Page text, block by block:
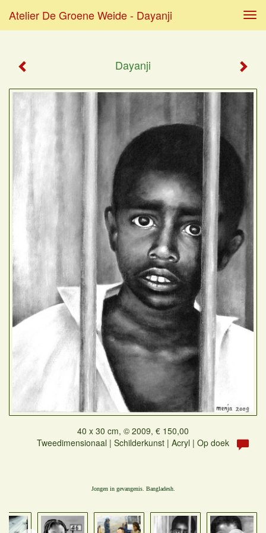
Atelier De Groene Weide - Dayanji
Dayanji
40 x 30 cm, © 2009, € 150,00
Tweedimensionaal | Schilderkunst | Acryl | Op doek
Jongen in gevangenis. Bangladesh.